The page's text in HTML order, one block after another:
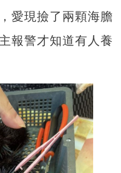
愛現撿了兩顆海膽
報警才知道有人養